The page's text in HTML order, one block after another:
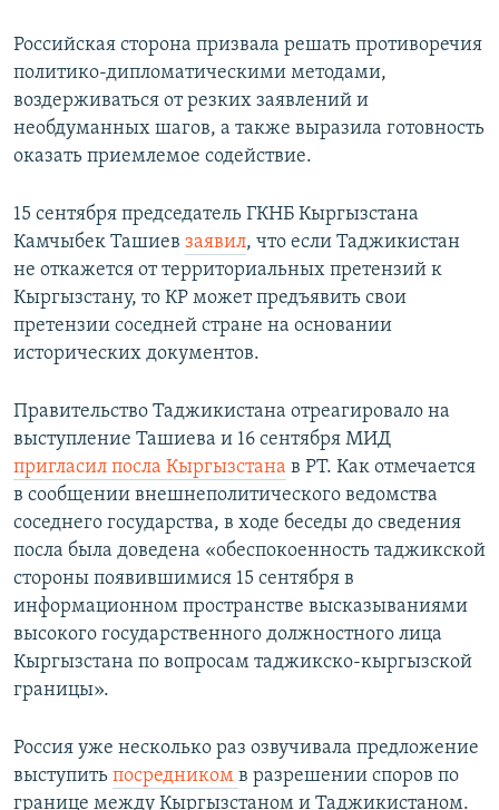
Российская сторона призвала решать противоречия
политико-дипломатическими методами,
воздерживаться от резких заявлений и
необдуманных шагов, а также выразила готовность
оказать приемлемое содействие.
15 сентября председатель ГКНБ Кыргызстана
Камчыбек Ташиев заявил, что если Таджикистан
не откажется от территориальных претензий к
Кыргызстану, то КР может предъявить свои
претензии соседней стране на основании
исторических документов.
Правительство Таджикистана отреагировало на
выступление Ташиева и 16 сентября МИД
пригласил посла Кыргызстана в РТ. Как отмечается
в сообщении внешнеполитического ведомства
соседнего государства, в ходе беседы до сведения
посла была доведена «обеспокоенность таджикской
стороны появившимися 15 сентября в
информационном пространстве высказываниями
высокого государственного должностного лица
Кыргызстана по вопросам таджикско-кыргызской
границы».
Россия уже несколько раз озвучивала предложение
выступить посредником в разрешении споров по
границе между Кыргызстаном и Таджикистаном.